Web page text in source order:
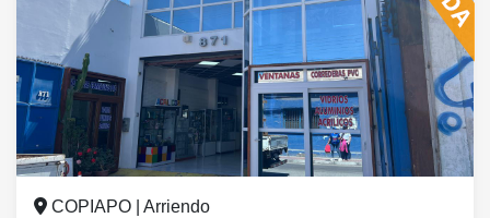
COPIAPO | Arriendo